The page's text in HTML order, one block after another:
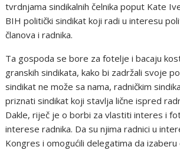
tvrdnjama sindikalnih čelnika poput Kate
BIH politički sindikat koji radi u interesu
članova i radnika.
Ta gospoda se bore za fotelje i bacaju
granskih sindikata, kako bi zadržali svoje
sindikat ne može sa nama, radničkim
priznati sindikat koji stavlja lične ispred
Dakle, riječ je o borbi za vlastiti interes i
interese radnika. Da su njima radnici u
Kongres i omogućili delegatima da izaberu